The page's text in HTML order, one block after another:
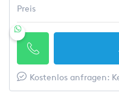
Preis
Kostenlos anfragen: